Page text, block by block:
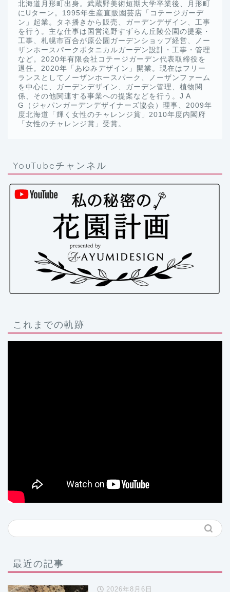
北海道月形町出身。武蔵野美術短期大学卒業後、月形町
にUターン。1995年生産直販園芸店「コテージガーデ
ン」起業。タネ播きから販売、ガーデンデザイン、工事
を行う。主な仕事は国営滝野すずらん丘陵公園の提案・
工事、札幌市百合が原公園ガーデンショップ経営、ノー
ザンホースパークボタニカルガーデン設計・工事・管理
など。2020年有限会社コテージガーデン代表取締役を
退任。2020年「あゆみデザイン」開業。現在はフリー
ランスとしてノーザンホースパーク、ノーザンファーム
を中心に、ガーデンデザイン、ガーデン管理、植物関
係、その他関連する事業への提案などを行う。J A
G（ジャパンガーデンデザイナーズ協会）理事、2009年
度北海道「輝く女性のチャレンジ賞」2010年度内閣府
「女性のチャレンジ賞」受賞。
YouTubeチャンネル
これまでの軌跡
最近の記事
2026年8月6日